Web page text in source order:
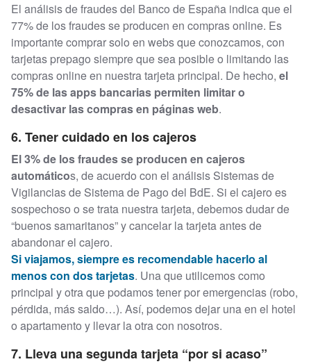
El análisis de fraudes del Banco de España indica que el
77% de los fraudes se producen en compras online. Es
importante comprar solo en webs que conozcamos, con
tarjetas prepago siempre que sea posible o limitando las
compras online en nuestra tarjeta principal. De hecho, el
75% de las apps bancarias permiten limitar o
desactivar las compras en páginas web.
6. Tener cuidado en los cajeros
El 3% de los fraudes se producen en cajeros
automáticos, de acuerdo con el análisis Sistemas de
Vigilancias de Sistema de Pago del BdE. Si el cajero es
sospechoso o se trata nuestra tarjeta, debemos dudar de
“buenos samaritanos” y cancelar la tarjeta antes de
abandonar el cajero.
Si viajamos, siempre es recomendable hacerlo al
menos con dos tarjetas. Una que utilicemos como
principal y otra que podamos tener por emergencias (robo,
pérdida, más saldo…). Así, podemos dejar una en el hotel
o apartamento y llevar la otra con nosotros.
7. Lleva una segunda tarjeta “por si acaso”